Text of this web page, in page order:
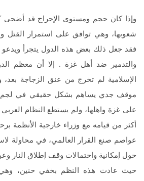
وإذا كان حجم ومستوى الإحراج قد أضحى
شعوبها، وهي توافق على استمرار القتل
فقد جعل ذلك بعض هذه الدول يتجرأ
والتدمير ضد أهل غزة . إلا أن معظم
الإسلامية لم تخرج من عنق الزجاجة بعد،
موقف جدي يساهم بشكل حقيقي في لجم
على غزة واهلها، ولم يستطع النظام
أكثر من قيامه مع وزراء خارجية الأنظمة
عواصم صنع القرار العالمي، في محاولة
حول إمكانية واحتمالات وقف إطلاق النار
حيث عادت هذه النظم بخفي حنين،